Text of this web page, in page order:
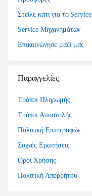
Στείλε κάτι για το Service
Service Μηχανημάτων
Επικοινώνησε μαζί μας
Παραγγελίες
Τρόποι Πληρωμής
Τρόποι Αποστολής
Πολιτική Επιστροφών
Συχνές Ερωτήσεις
Όροι Χρήσης
Πολιτική Απορρήτου